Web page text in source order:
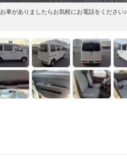
車がありましたらお気軽にお電話をください♪